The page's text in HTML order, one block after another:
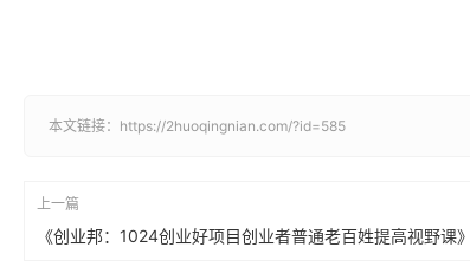
本文链接： https://2huoqingnian.com/?id=585
上一篇
《创业邦：1024创业好项目创业者普通老百姓提高视野课》